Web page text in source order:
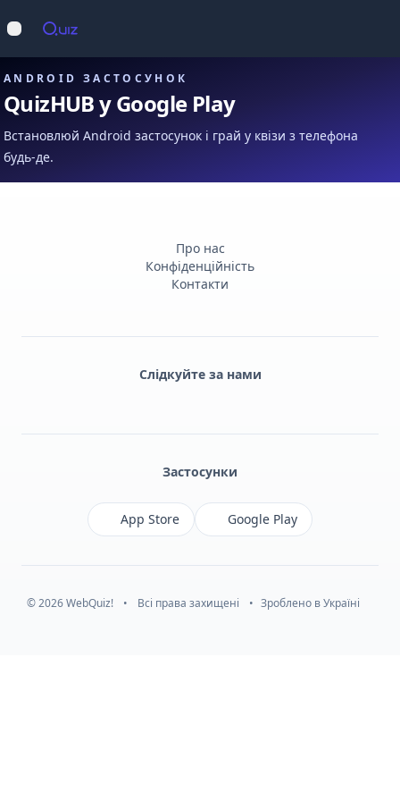
Відкрити меню
ANDROID ЗАСТОСУНОК
QuizHUB у Google Play
Встановлюй Android застосунок і грай у квізи з телефона
будь-де.
Про нас
Конфіденційність
Контакти
Слідкуйте за нами
Застосунки
App Store Google Play
© 2026 WebQuiz! • Всі права захищені • Зроблено в Україні